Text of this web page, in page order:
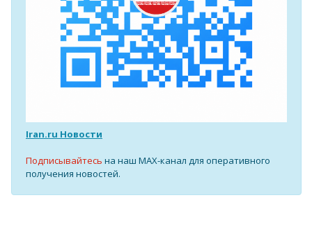
Iran.ru Новости
Подписывайтесь на наш MAX-канал для оперативного
получения новостей.